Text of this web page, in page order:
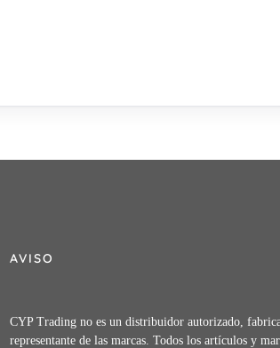
AVISO
CYP Trading no es un distribuidor autorizado,
representante de las marcas. Todos los artículos y